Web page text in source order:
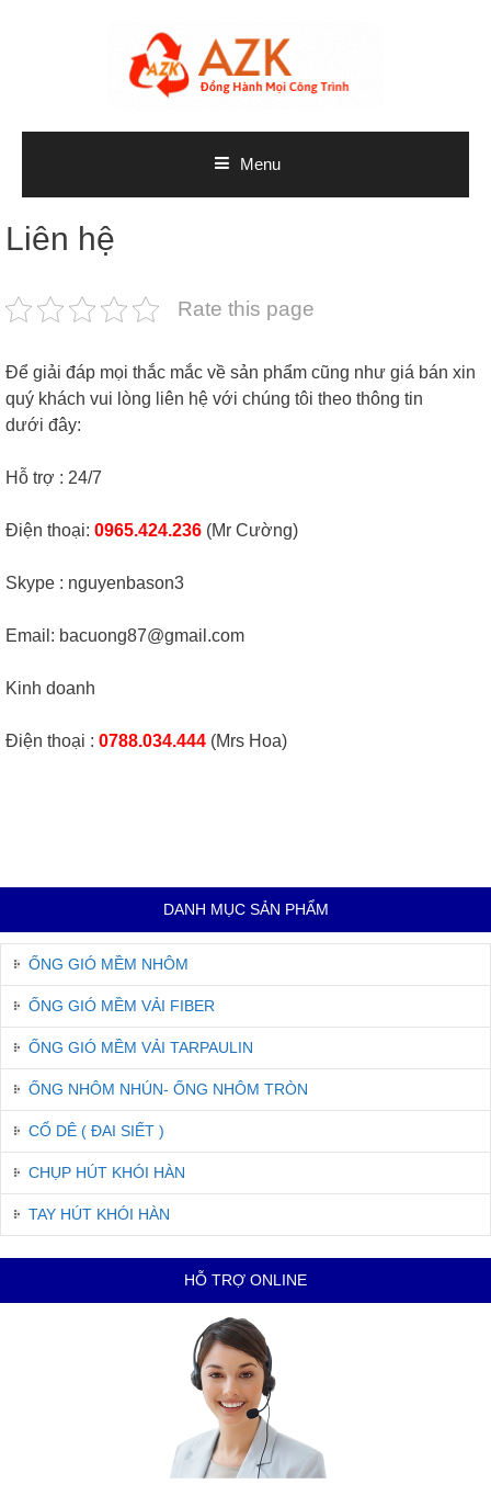
Menu
Liên hệ
Rate this page
Để giải đáp mọi thắc mắc về sản phẩm cũng như giá bán xin
quý khách vui lòng liên hệ với chúng tôi theo thông tin
dưới đây:
Hỗ trợ : 24/7
Điện thoại: 0965.424.236 (Mr Cường)
Skype : nguyenbason3
Email: bacuong87@gmail.com
Kinh doanh
Điện thoại : 0788.034.444 (Mrs Hoa)
DANH MỤC SẢN PHẨM
ỐNG GIÓ MỀM NHÔM
ỐNG GIÓ MỀM VẢI FIBER
ỐNG GIÓ MỀM VẢI TARPAULIN
ỐNG NHÔM NHÚN- ỐNG NHÔM TRÒN
CỔ DÊ ( ĐAI SIẾT )
CHỤP HÚT KHÓI HÀN
TAY HÚT KHÓI HÀN
HỖ TRỢ ONLINE